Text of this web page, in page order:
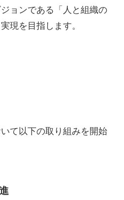
ョンである「人と組織の
現を目指します。
て以下の取り組みを開始